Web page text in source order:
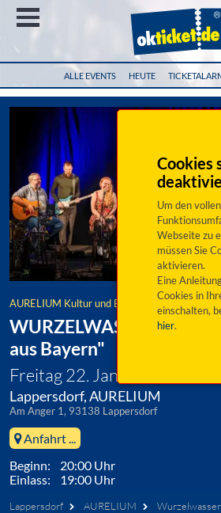
ALLE EVENTS HEUTE
Cookies
Um den vollen
Webseite zu
müssen Sie
aktivieren.
Eine
Cookies in
einschalten,
hier.
AURELIUM Kultur und Begegnung
WURZELWASSER – 15
aus Bayern"
Freitag 22. Januar 2027
Lappersdorf, AURELIUM
Am Anger 1, 93138 Lappersdorf
Anfahrt ...
Beginn: 20:00 Uhr
Einlass: 19:00 Uhr
Lappersdorf AURELIUM
Wurzelwasser